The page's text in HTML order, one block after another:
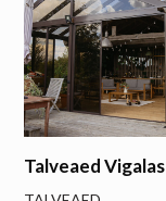
Talveaed Vigalas